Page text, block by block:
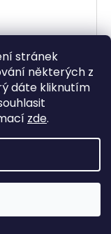
stránek
některých z
dáte kliknutím
zde.